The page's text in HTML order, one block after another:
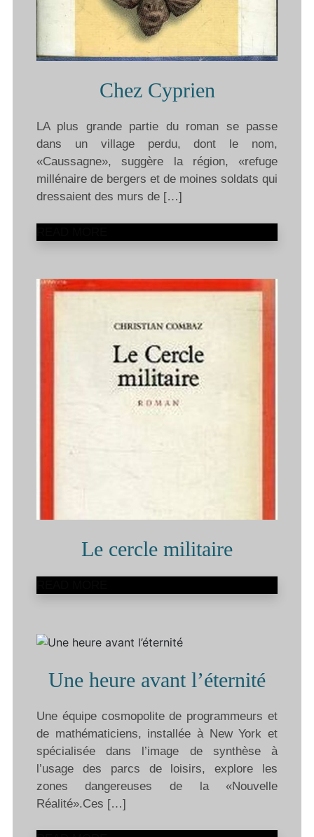
Chez Cyprien
LA plus grande partie du roman se passe
dans un village perdu, dont le nom,
«Caussagne», suggère la région, «refuge
millénaire de bergers et de moines soldats qui
dressaient des murs de […]
Le cercle militaire
Une heure avant l’éternité
Une équipe cosmopolite de programmeurs et
de mathématiciens, installée à New York et
spécialisée dans l’image de synthèse à
l’usage des parcs de loisirs, explore les
zones dangereuses de la «Nouvelle
Réalité».Ces […]